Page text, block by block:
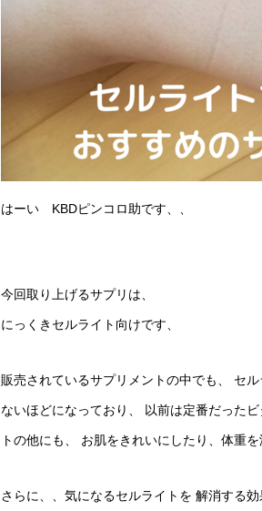
はーい KBDピンコロ助です、、
今回取り上げるサプリは、
にっくきセルライト向けです、
販売されているサプリメントの中でも、 セ
ないほどになっており、 以前は定番だった
トの他にも、 お肌をきれいにしたり、体重
さらに、、気になるセルライトを 解消する